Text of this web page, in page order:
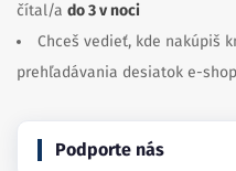
čítal/a do 3 v noci
Chceš vedieť, kde nakúpiš
prehľadávania desiatok e-
Podporte nás